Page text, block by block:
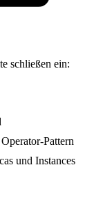
schließen ein:
Pattern
und Instances